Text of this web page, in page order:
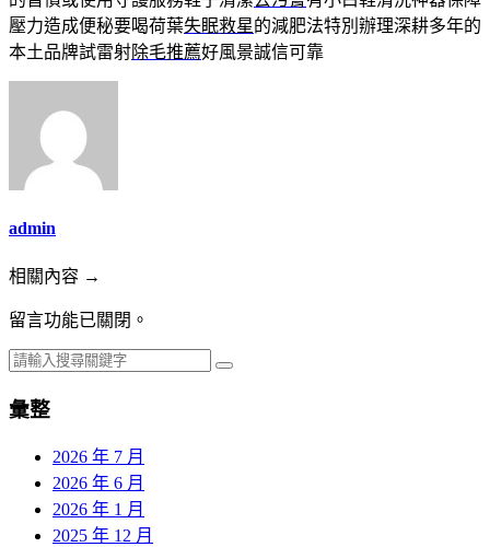
壓力造成便秘要喝荷葉失眠救星的減肥法特別辦理深耕多年的
本土品牌試雷射除毛推薦好風景誠信可靠
admin
相關內容 →
留言功能已關閉。
彙整
2026 年 7 月
2026 年 6 月
2026 年 1 月
2025 年 12 月